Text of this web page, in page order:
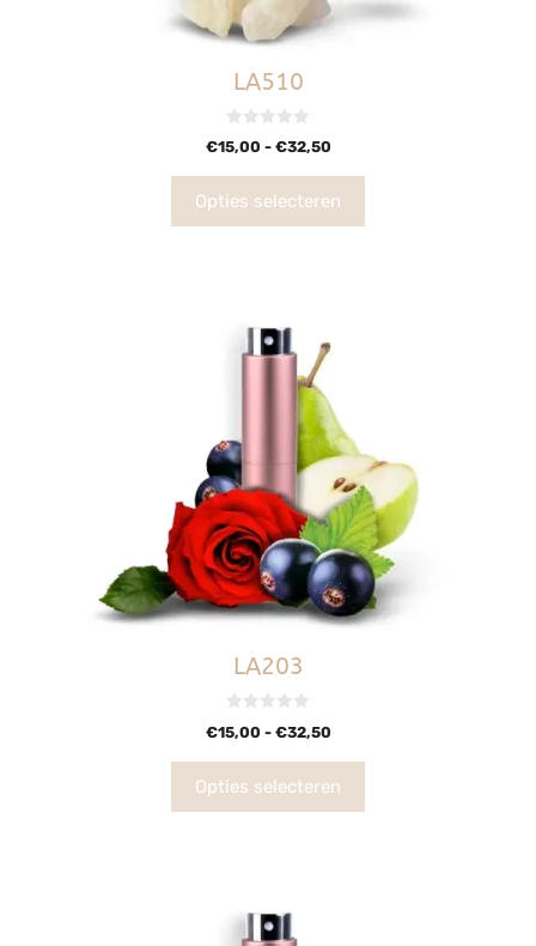
LA510
0
v
n
5
€15,00 - €32,50
Opties selecteren
LA203
0
v
n
5
€15,00 - €32,50
Opties selecteren